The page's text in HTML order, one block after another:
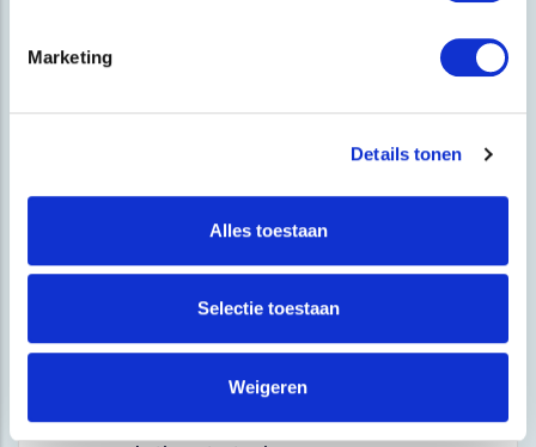
Marketing
Details tonen
Alles toestaan
Selectie toestaan
Weigeren
Ik wil meer succes met mijn Google
Ik wil een mooie snelle en veilige website
Ik heb behoefte aan een heldere online